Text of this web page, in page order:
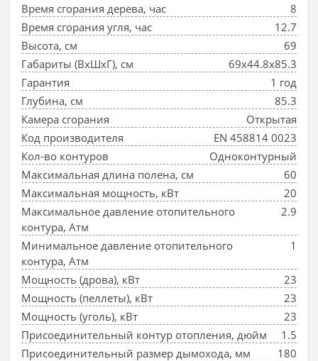
Время сгорания дерева, час
8
Время сгорания угля, час
12.7
Высота, см
69
Габариты (ВхШхГ), см
69х44.8х85.3
Гарантия
1 год
Глубина, см
85.3
Камера сгорания
Открытая
Код производителя
EN 458814 0023
Кол-во контуров
Одноконтурный
Максимальная длина полена, см
60
Максимальная мощность, кВт
20
Максимальное давление отопительного
контура, Атм
2.9
Минимальное давление отопительного
контура, Атм
1
Мощность (дрова), кВт
23
Мощность (пеллеты), кВт
23
Мощность (уголь), кВт
23
Присоединительный контур отопления, дюйм
1.5
Присоединительный размер дымохода, мм
180